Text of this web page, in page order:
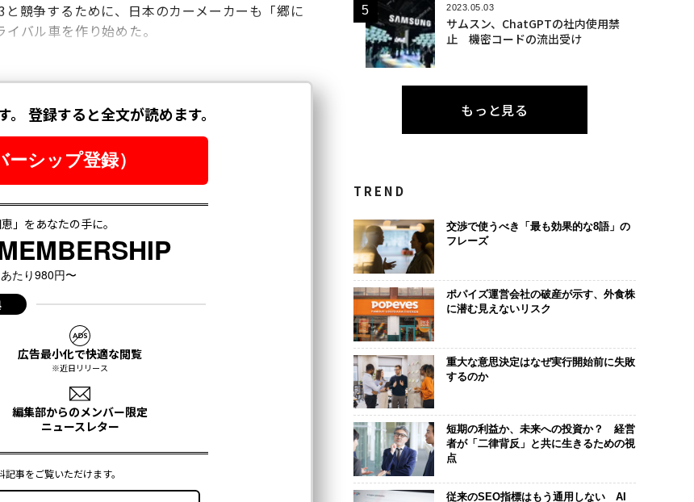
競争するために、日本のカーメーカーも「郷に
バル車を作り始めた。
2023.05.03
サムスン、ChatGPTの社内使用禁
止 機密コードの流出受け
もっと見る
TREND
交渉で使うべき「最も効果的な8語」の
フレーズ
ポパイズ運営会社の破産が示す、外食株
に潜む見えないリスク
重大な意思決定はなぜ実行開始前に失敗
するのか
短期の利益か、未来への投資か？ 経営
者が「二律背反」と共に生きるための視
点
従来のSEO指標はもう通用しない AI